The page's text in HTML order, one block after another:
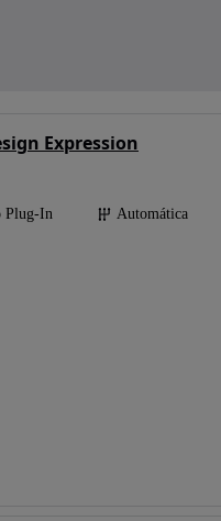
Expression
Plug-In Automática